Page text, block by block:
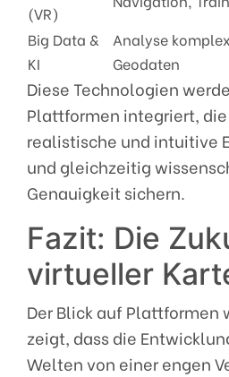
(VR)
Big Data &
KI
Analyse
Geodaten
Diese Technologien
Plattformen integriert,
realistische und intuitive
und gleichzeitig
Genauigkeit sichern.
Fazit: Die
virtueller
Der Blick auf Plattformen
zeigt, dass die
Welten von einer engen